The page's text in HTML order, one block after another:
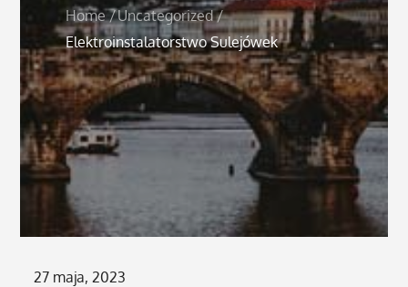
Home
Uncategorized
Elektroinstalatorstwo Sulejówek
Posted
27 maja, 2023